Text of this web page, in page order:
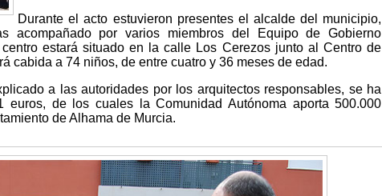
Durante el acto estuvieron presentes el alcalde del municipio,
acompañado por varios miembros del Equipo de Gobierno
estará situado en la calle Los Cerezos junto al Centro de
cabida a 74 niños, de entre cuatro y 36 meses de edad.
a las autoridades por los arquitectos responsables, se ha
euros, de los cuales la Comunidad Autónoma aporta 500.000
de Alhama de Murcia.